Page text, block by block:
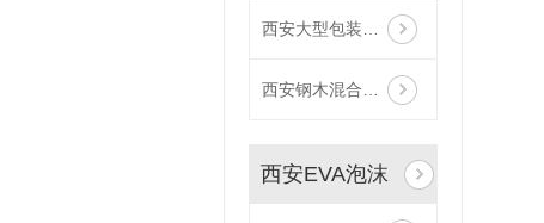
西安大型包装木箱
西安钢木混合木箱
西安EVA泡沫